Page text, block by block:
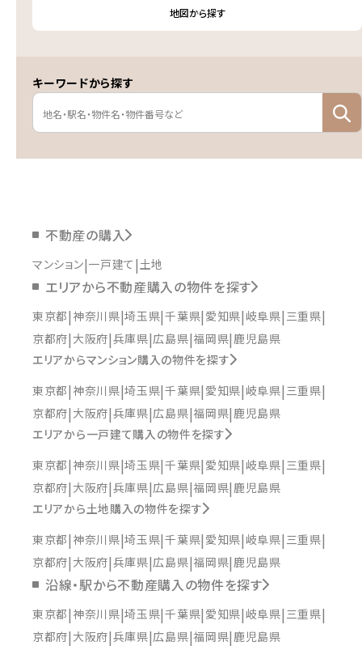
地図から探す
キーワードから探す
不動産の購入
マンション 一戸建て 土地
エリアから不動産購入の物件を探す
東京都 神奈川県 埼玉県 千葉県 愛知県 岐阜県 三重県
京都府 大阪府 兵庫県 広島県 福岡県 鹿児島県
エリアからマンション購入の物件を探す
東京都 神奈川県 埼玉県 千葉県 愛知県 岐阜県 三重県
京都府 大阪府 兵庫県 広島県 福岡県 鹿児島県
エリアから一戸建て購入の物件を探す
東京都 神奈川県 埼玉県 千葉県 愛知県 岐阜県 三重県
京都府 大阪府 兵庫県 広島県 福岡県 鹿児島県
エリアから土地購入の物件を探す
東京都 神奈川県 埼玉県 千葉県 愛知県 岐阜県 三重県
京都府 大阪府 兵庫県 広島県 福岡県 鹿児島県
沿線・駅から不動産購入の物件を探す
東京都 神奈川県 埼玉県 千葉県 愛知県 岐阜県 三重県
京都府 大阪府 兵庫県 広島県 福岡県 鹿児島県